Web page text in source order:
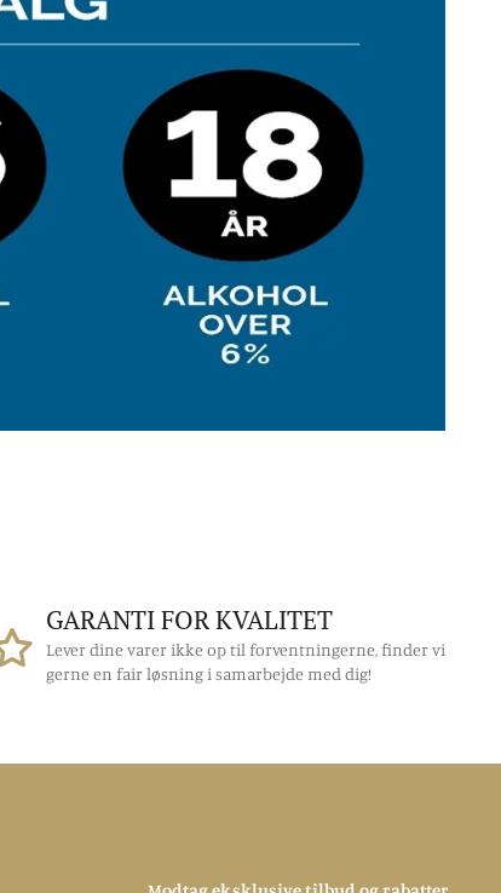
GARANTI FOR KVALITET
Lever dine varer ikke op til forventningerne, finder vi
gerne en fair løsning i samarbejde med dig!